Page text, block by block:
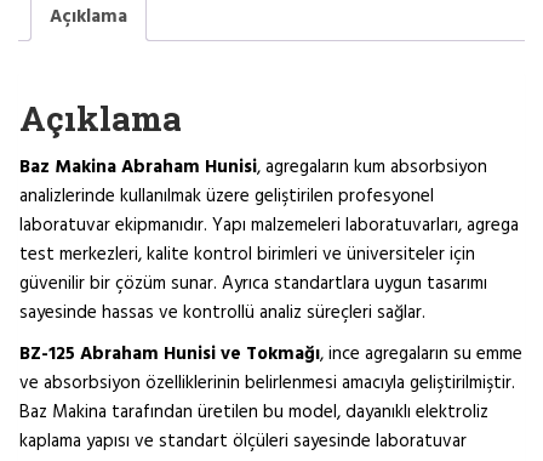
Açıklama
Açıklama
Baz Makina Abraham Hunisi, agregaların kum absorbsiyon
analizlerinde kullanılmak üzere geliştirilen profesyonel
laboratuvar ekipmanıdır. Yapı malzemeleri laboratuvarları, agrega
test merkezleri, kalite kontrol birimleri ve üniversiteler için
güvenilir bir çözüm sunar. Ayrıca standartlara uygun tasarımı
sayesinde hassas ve kontrollü analiz süreçleri sağlar.
BZ-125 Abraham Hunisi ve Tokmağı, ince agregaların su emme
ve absorbsiyon özelliklerinin belirlenmesi amacıyla geliştirilmiştir.
Baz Makina tarafından üretilen bu model, dayanıklı elektroliz
kaplama yapısı ve standart ölçüleri sayesinde laboratuvar